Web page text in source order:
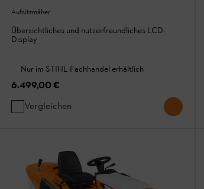
Aufsitzmäher
Übersichtliches und nutzerfreundliches LCD-
Display
Nur im STIHL Fachhandel erhältlich
6.499,00 €
Vergleichen